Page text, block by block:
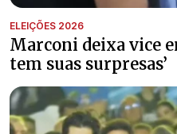
ELEIÇÕES 2026
Marconi deixa vice
tem suas surpresas’